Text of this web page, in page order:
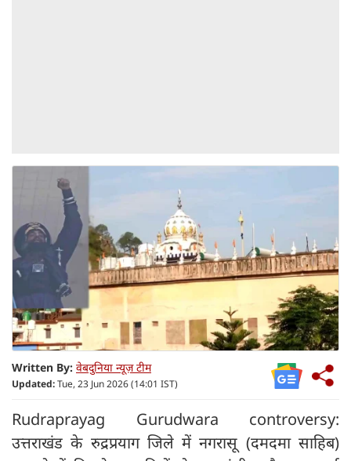
Written By: वेबदुनिया न्यूज़ टीम
Updated:Tue, 23 Jun 2026 (14:01 IST)
Rudraprayag Gurudwara controversy:
उत्तराखंड के रुद्रप्रयाग जिले में नगरासू (दमदमा साहिब)